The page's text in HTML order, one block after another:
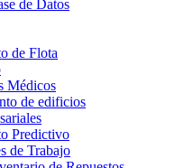
de Datos
de Flota
Médicos
de edificios
Predictivo
de Trabajo